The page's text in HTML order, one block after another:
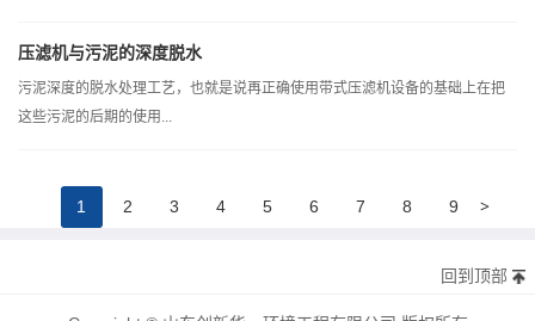
压滤机与污泥的深度脱水
污泥深度的脱水处理工艺，也就是说再正确使用带式压滤机设备的基础上在把
这些污泥的后期的使用...
1 2 3 4 5 6 7 8 9 >
回到顶部